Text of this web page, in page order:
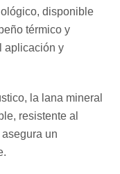
disponible
térmico y
aplicación y
la lana mineral
resistente al
un